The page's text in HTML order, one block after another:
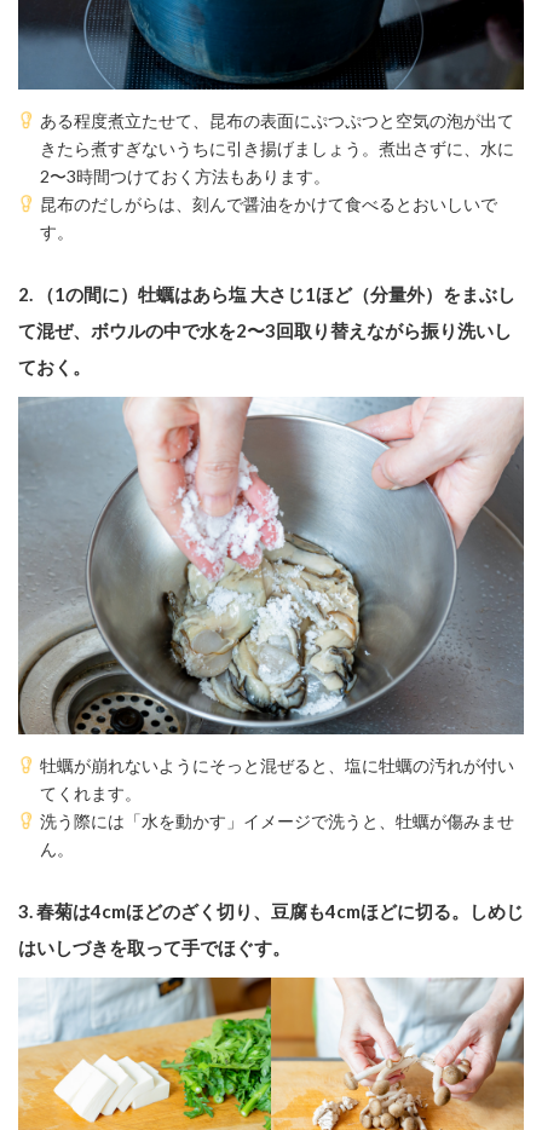
ある程度煮立たせて、昆布の表面にぷつぷつと空気の泡が出て
きたら煮すぎないうちに引き揚げましょう。煮出さずに、水に
2〜3時間つけておく方法もあります。
昆布のだしがらは、刻んで醤油をかけて食べるとおいしいで
す。
2.
（1の間に）牡蠣はあら塩 大さじ1ほど（分量外）をまぶし
て混ぜ、ボウルの中で水を2〜3回取り替えながら振り洗いし
ておく。
牡蠣が崩れないようにそっと混ぜると、塩に牡蠣の汚れが付い
てくれます。
洗う際には「水を動かす」イメージで洗うと、牡蠣が傷みませ
ん。
3.春菊は4cmほどのざく切り、豆腐も4cmほどに切る。しめじ
はいしづきを取って手でほぐす。